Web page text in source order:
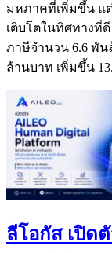
มหภาคที่เพิ่มขึ้น แ
เติบโตในทิศทางที่
ภาษีจำนวน 6.6 พั
ล้านบาท เพิ่มขึ้น
ลีโอกัส เปิด